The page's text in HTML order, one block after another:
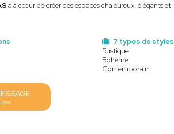
a à cœur de créer des espaces chaleureux, élégants et
7 types de styles
Rustique
Bohème
Contemporain